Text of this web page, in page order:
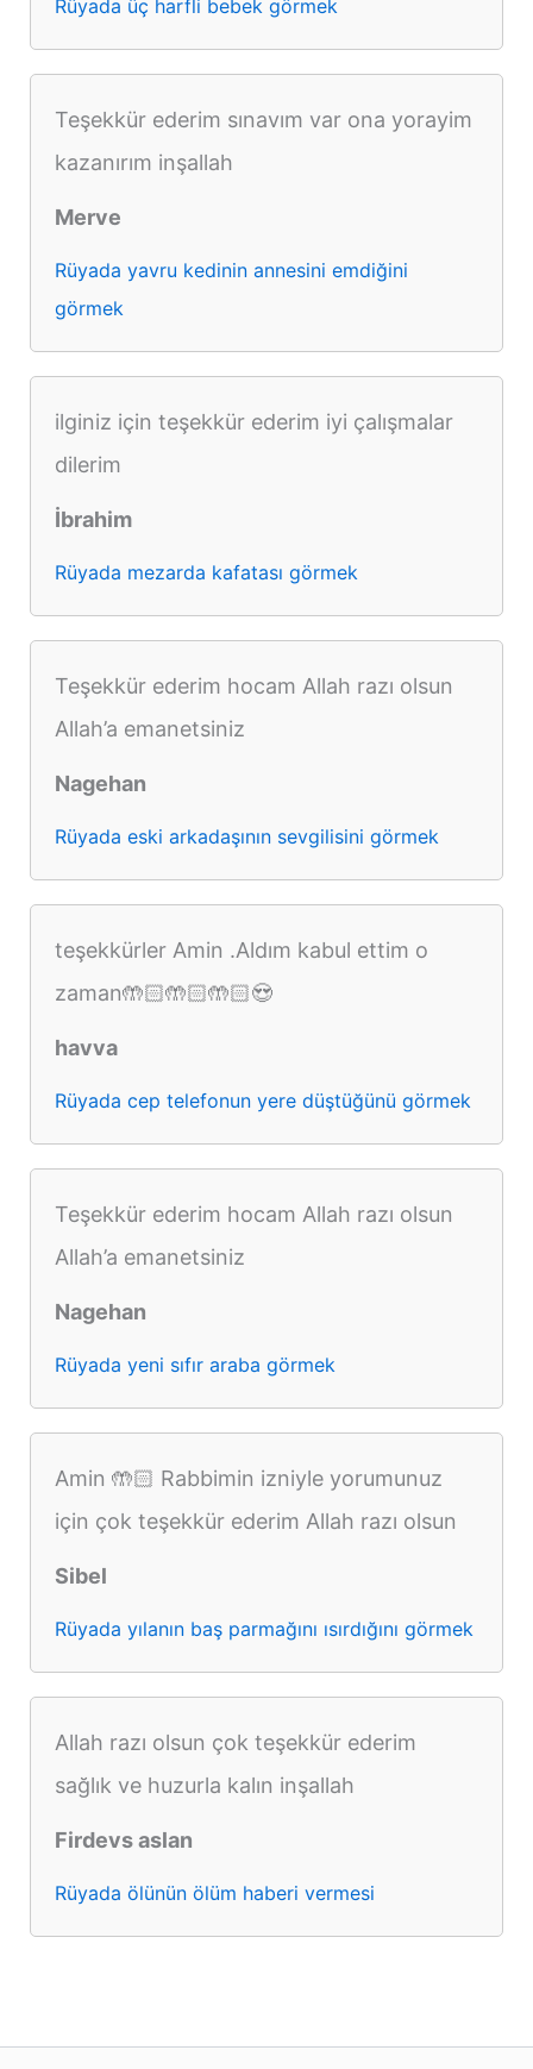
Rüyada üç harfli bebek görmek
Teşekkür ederim sınavım var ona yorayim
kazanırım inşallah
Merve
Rüyada yavru kedinin annesini emdiğini
görmek
ilginiz için teşekkür ederim iyi çalışmalar
dilerim
İbrahim
Rüyada mezarda kafatası görmek
Teşekkür ederim hocam Allah razı olsun
Allah’a emanetsiniz
Nagehan
Rüyada eski arkadaşının sevgilisini görmek
teşekkürler Amin .Aldım kabul ettim o
zaman🤲🏻🤲🏻🤲🏻😍
havva
Rüyada cep telefonun yere düştüğünü görmek
Teşekkür ederim hocam Allah razı olsun
Allah’a emanetsiniz
Nagehan
Rüyada yeni sıfır araba görmek
Amin 🤲🏻 Rabbimin izniyle yorumunuz
için çok teşekkür ederim Allah razı olsun
Sibel
Rüyada yılanın baş parmağını ısırdığını görmek
Allah razı olsun çok teşekkür ederim
sağlık ve huzurla kalın inşallah
Firdevs aslan
Rüyada ölünün ölüm haberi vermesi